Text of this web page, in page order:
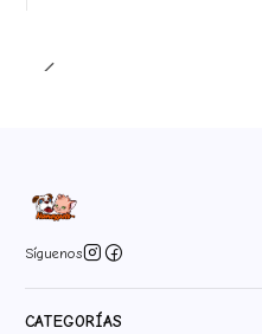
Síguenos
CATEGORÍAS